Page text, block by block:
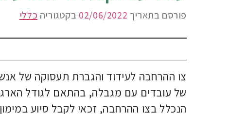
פורסם בתאריך 02/06/2022 בקטגוריה כללי
של עובדים עם מגבלה, בהתאם לגודל
הנכלל בצו ההרחבה, זכאי לקבל סיוע